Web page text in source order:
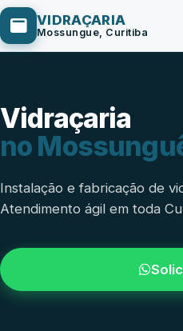
VIDRAÇARIA
Mossungue, Curitiba
Box de Vidro
Portas em Vidro
Janelas de Vidro
Vidraçaria
no
Instalação e fabricação de
Atendimento ágil em toda